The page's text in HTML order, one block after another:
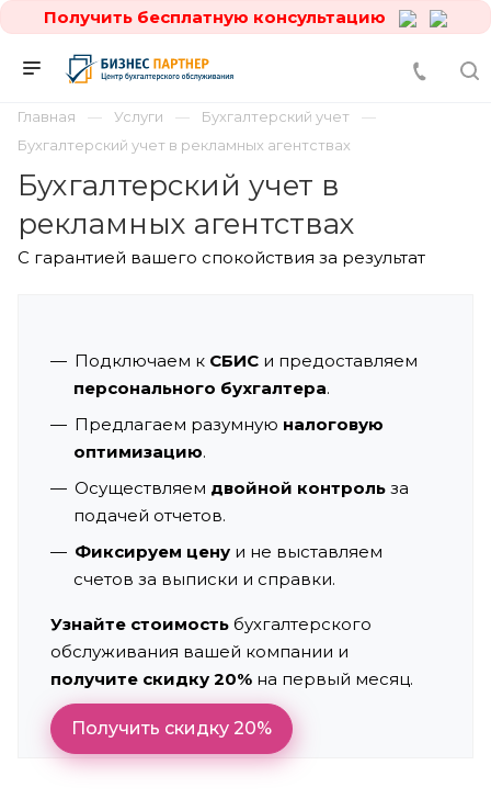
Получить бесплатную консультацию
Главная Услуги
Бухгалтерский учет
Бухгалтерский учет в рекламных агентствах
Бухгалтерский учет в
рекламных агентствах
С гарантией вашего спокойствия за результат
Подключаем к СБИС и предоставляем
персонального бухгалтера.
Предлагаем разумную налоговую
оптимизацию.
Осуществляем двойной контроль за
подачей отчетов.
Фиксируем цену и не выставляем
счетов за выписки и справки.
Узнайте стоимость бухгалтерского
обслуживания вашей компании и
получите скидку 20% на первый месяц.
Получить скидку 20%